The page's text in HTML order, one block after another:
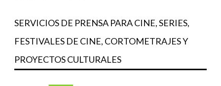
SERVICIOS DE PRENSA PARA CINE, SERIES,
FESTIVALES DE CINE, CORTOMETRAJES Y
PROYECTOS CULTURALES